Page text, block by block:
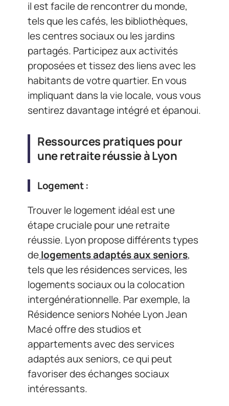
il est facile de rencontrer du monde,
tels que les cafés, les bibliothèques,
les centres sociaux ou les jardins
partagés. Participez aux activités
proposées et tissez des liens avec les
habitants de votre quartier. En vous
impliquant dans la vie locale, vous vous
sentirez davantage intégré et épanoui.
Ressources pratiques pour
une retraite réussie à Lyon
Logement :
Trouver le logement idéal est une
étape cruciale pour une retraite
réussie. Lyon propose différents types
delogements adaptés aux seniors,
tels que les résidences services, les
logements sociaux ou la colocation
intergénérationnelle. Par exemple, la
Résidence seniors Nohée Lyon Jean
Macé offre des studios et
appartements avec des services
adaptés aux seniors, ce qui peut
favoriser des échanges sociaux
intéressants.